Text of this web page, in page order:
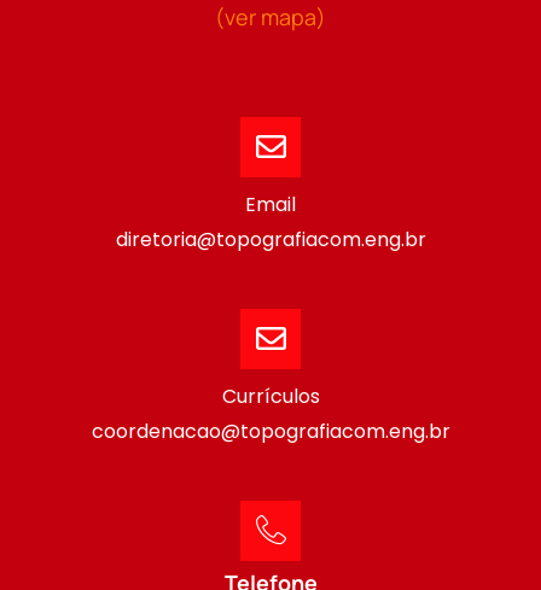
(ver mapa)
Email
diretoria@topografiacom.eng.br
Currículos
coordenacao@topografiacom.eng.br
Telefone